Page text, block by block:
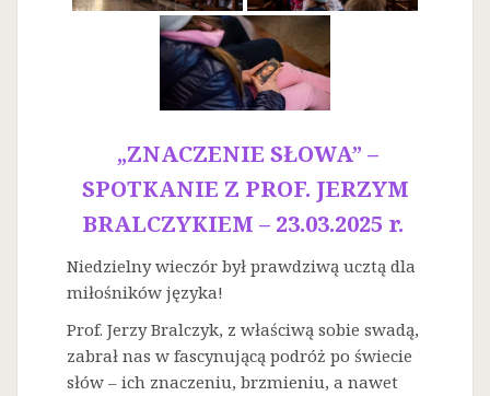
„ZNACZENIE SŁOWA” –
SPOTKANIE Z PROF. JERZYM
BRALCZYKIEM – 23.03.2025 r.
Niedzielny wieczór był prawdziwą ucztą dla
miłośników języka!
Prof. Jerzy Bralczyk, z właściwą sobie swadą,
zabrał nas w fascynującą podróż po świecie
słów – ich znaczeniu, brzmieniu, a nawet